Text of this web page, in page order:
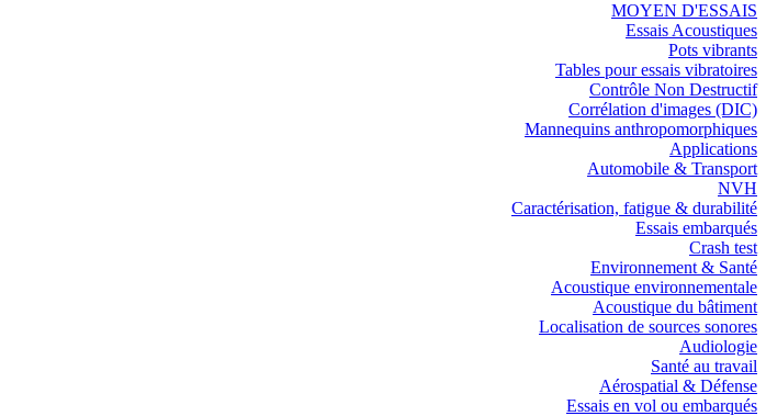
MOYEN D'ESSAIS
Essais Acoustiques
Pots vibrants
Tables pour essais vibratoires
Contrôle Non Destructif
Corrélation d'images (DIC)
Mannequins anthropomorphiques
Applications
Automobile & Transport
NVH
Caractérisation, fatigue & durabilité
Essais embarqués
Crash test
Environnement & Santé
Acoustique environnementale
Acoustique du bâtiment
Localisation de sources sonores
Audiologie
Santé au travail
Aérospatial & Défense
Essais en vol ou embarqués